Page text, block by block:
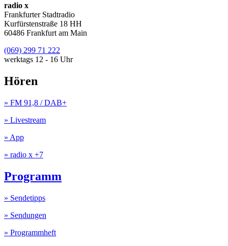
radio x
Frankfurter Stadtradio
Kurfürstenstraße 18 HH
60486 Frankfurt am Main
(069) 299 71 222
werktags 12 - 16 Uhr
Hören
» FM 91,8 / DAB+
» Livestream
» App
» radio x +7
Programm
» Sendetipps
» Sendungen
» Programmheft